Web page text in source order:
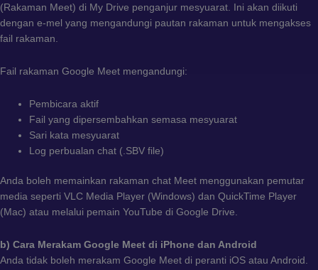
(Rakaman Meet) di My Drive penganjur mesyuarat. Ini akan diikuti
dengan e-mel yang mengandungi pautan rakaman untuk mengakses
fail rakaman.
Fail rakaman Google Meet mengandungi:
Pembicara aktif
Fail yang dipersembahkan semasa mesyuarat
Sari kata mesyuarat
Log perbualan chat (.SBV file)
Anda boleh memainkan rakaman chat Meet menggunakan pemutar
media seperti VLC Media Player (Windows) dan QuickTime Player
(Mac) atau melalui pemain YouTube di Google Drive.
b) Cara Merakam Google Meet di iPhone dan Android
Anda tidak boleh merakam Google Meet di peranti iOS atau Android.